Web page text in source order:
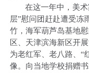
在这一年中，美
层”慰问团赶赴遭受冻
竹，海军葫芦岛基地
区、天津滨海新区开
为老红军、老八路、“
像。向当地学校捐赠